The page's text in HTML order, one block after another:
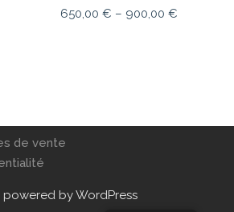
650,00€ – 900,00€
de vente
powered byWordPress